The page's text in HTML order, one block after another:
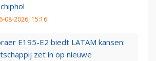
08-2026, 15:16
E195-E2 biedt LATAM kansen:
zet in op nieuwe